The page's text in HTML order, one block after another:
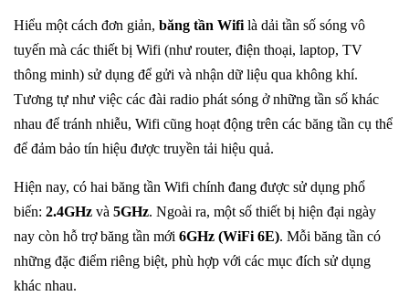
Hiểu một cách đơn giản, băng tần Wifi là dải tần số sóng vô
tuyến mà các thiết bị Wifi (như router, điện thoại, laptop, TV
thông minh) sử dụng để gửi và nhận dữ liệu qua không khí.
Tương tự như việc các đài radio phát sóng ở những tần số khác
nhau để tránh nhiễu, Wifi cũng hoạt động trên các băng tần cụ thể
để đảm bảo tín hiệu được truyền tải hiệu quả.
Hiện nay, có hai băng tần Wifi chính đang được sử dụng phổ
biến: 2.4GHz và 5GHz. Ngoài ra, một số thiết bị hiện đại ngày
nay còn hỗ trợ băng tần mới 6GHz (WiFi 6E). Mỗi băng tần có
những đặc điểm riêng biệt, phù hợp với các mục đích sử dụng
khác nhau.